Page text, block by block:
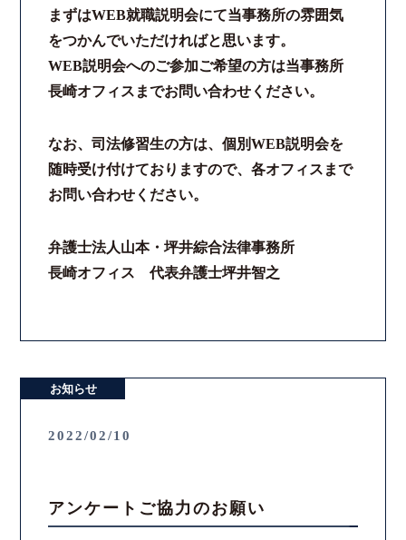
まずはWEB就職説明会にて当事務所の雰囲気
をつかんでいただければと思います。
WEB説明会へのご参加ご希望の方は当事務所
長崎オフィスまでお問い合わせください。
なお、司法修習生の方は、個別WEB説明会を
随時受け付けておりますので、各オフィスまで
お問い合わせください。
弁護士法人山本・坪井綜合法律事務所
長崎オフィス 代表弁護士坪井智之
お知らせ
2022/02/10
アンケートご協力のお願い